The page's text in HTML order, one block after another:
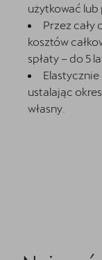
użytkować
Przez cały
kosztów
spłaty – do 5
Elastycznie
ustalając
własny.